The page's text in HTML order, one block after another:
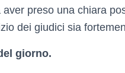
preso una chiara
dei giudici sia
giorno.